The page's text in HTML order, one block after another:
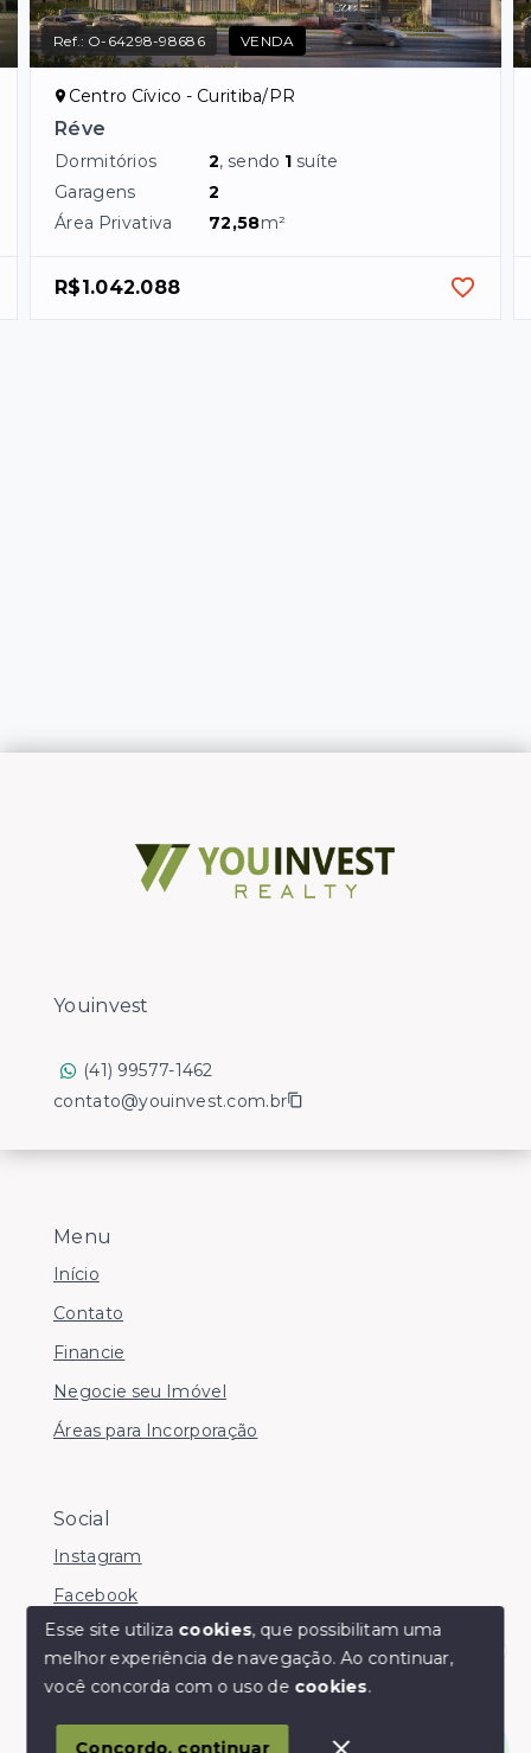
Ref.: O-64298-98686 VENDA
Centro Cívico - Curitiba/PR
Réve
Dormitórios 2, sendo 1 suíte
Garagens
2
Área Privativa
72,58m²
R$1.042.088
Olá! somos da Linkmob, como podemos ajudar?
Menu
Início
Contato
Financie
Negocie seu Imóvel
Áreas para Incorporação
Social
Instagram
Facebook
© Copyright 2026 - Youinvest - Todos os direitos
Youinvest
(41) 99577-1462
contato@youinvest.com.br
Esse site utiliza cookies, que possibilitam uma
melhor experiência de navegação.Ao continuar,
você concorda com o uso de cookies.
Concordo, continuar